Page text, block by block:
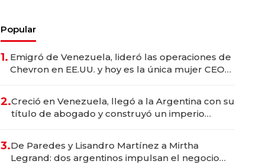
Popular
1. Emigró de Venezuela, lideró las operaciones de
Chevron en EE.UU. y hoy es la única mujer CEO
2.Creció en Venezuela, llegó a la Argentina con su
título de abogado y construyó un imperio
3.De Paredes y Lisandro Martínez a Mirtha
Legrand: dos argentinos impulsan el negocio